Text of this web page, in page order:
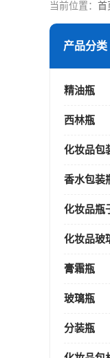
当前位置： 首
产品分类
精油瓶
西林瓶
化妆品包
香水包装
化妆品瓶
化妆品玻
膏霜瓶
玻璃瓶
分装瓶